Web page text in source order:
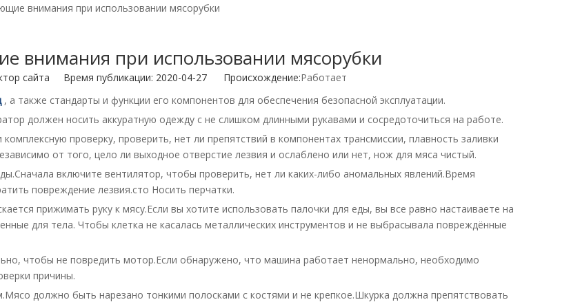
внимания при использовании мясорубки
внимания при использовании мясорубки
сайта Время публикации: 2020-04-27 Происхождение:Работает
, а также стандарты и функции его компонентов для обеспечения безопасной эксплуатации.
должен носить аккуратную одежду с не слишком длинными рукавами и сосредоточиться на работе.
проверку, проверить, нет ли препятствий в компонентах трансмиссии, плавность заливки
от того, цело ли выходное отверстие лезвия и ослаблено или нет, нож для мяса чистый.
включите вентилятор, чтобы проверить, нет ли каких-либо аномальных явлений.Время
повреждение лезвия.сто Носить перчатки.
прижимать руку к мясу.Если вы хотите использовать палочки для еды, вы все равно настаиваете на
для тела. Чтобы клетка не касалась металлических инструментов и не выбрасывала повреждённые
чтобы не повредить мотор.Если обнаружено, что машина работает ненормально, необходимо
причины.
должно быть нарезано тонкими полосками с костями и не крепкое.Шкурка должна препятствовать